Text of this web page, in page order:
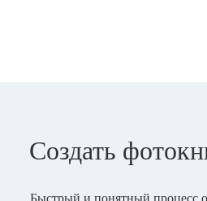
Создать
Быстрый и понятный процесс